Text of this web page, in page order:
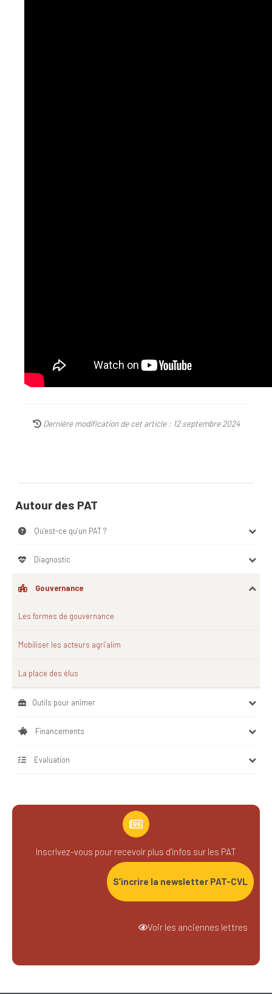
Dernière modification de cet article : 12 septembre 2024
Autour des PAT
Qu’est-ce qu’un PAT ?​
Diagnostic
Gouvernance
Les formes de gouvernance
Mobiliser les acteurs agri’alim
La place des élus
Outils pour animer
Financements
Evaluation
Inscrivez-vous pour recevoir plus d’infos sur les PAT
S’incrire la newsletter PAT-CVL
Voir les anciennes lettres